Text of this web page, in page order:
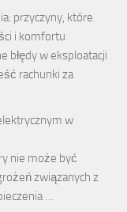
przyczyny, które
i komfortu
błędy w eksploatacji
rachunki za
w
nie może być
związanych z
…